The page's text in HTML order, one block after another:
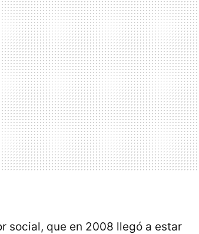
social, que en 2008 llegó a estar